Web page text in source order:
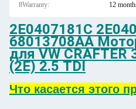
8Warranty: 12
2E0407181C
68013708AA
для VW CRAFTER
(2E) 2.5 TDI
Что касается этого